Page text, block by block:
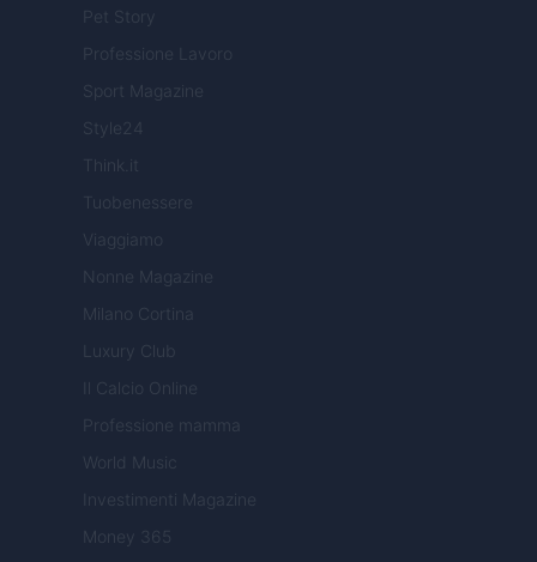
Pet Story
Professione Lavoro
Sport Magazine
Style24
Think.it
Tuobenessere
Viaggiamo
Nonne Magazine
Milano Cortina
Luxury Club
Il Calcio Online
Professione mamma
World Music
Investimenti Magazine
Money 365